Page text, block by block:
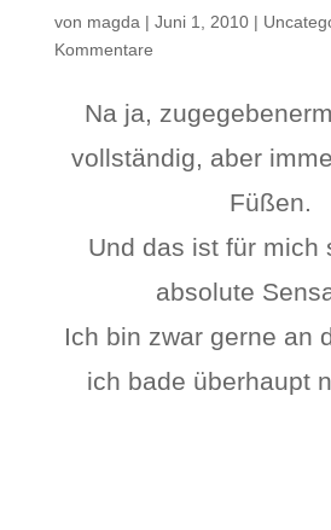
von magda | Juni 1, 2010|
Kommentare
Na ja,
vollständig, aber
Füßen.
Und das ist für mich
absolute
Ich bin zwar gerne an
ich bade überhaupt